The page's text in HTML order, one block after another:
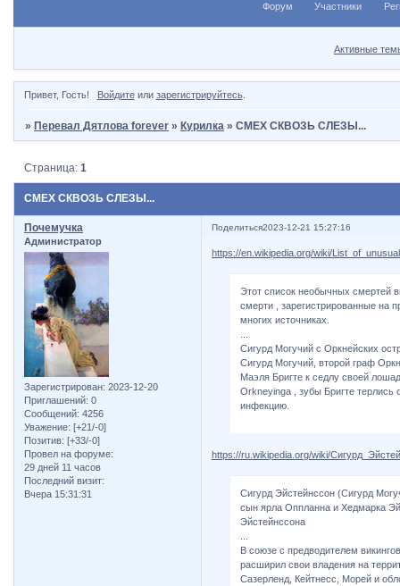
Форум Участники
Активные
Привет, Гость! Войдитеили зарегистрируйтесь.
»Перевал Дятлова forever »Курилка »СМЕХ СКВОЗЬ СЛЕЗЫ...
СМЕХ СКВОЗЬ СЛЕЗЫ...
Страница:1
Поделиться2023-12-21 15:27:16
Почемучка
Администратор
Зарегистрирован: 2023-12-20
Приглашений: 0
Сообщений: 4256
Уважение: [+21/-0]
Позитив: [+33/-0]
Провел на форуме:
29 дней 11 часов
Последний визит:
Вчера 15:31:31
https://en.wikipedia.org/wiki/
Этот список необычных смертей
смерти , зарегистрированные на
многих источниках.
...
Сигурд Могучий с Оркнейских
Сигурд Могучий, второй граф
Маэля Бригте к седлу своей
Orkneyinga , зубы Бригте терлись
инфекцию.
https://ru.wikipedia.org/wiki/
Сигурд Эйстейнссон (Сигурд
сын ярла Оппланна и Хедмарка
Эйстейнссона
В союзе с предводителем
расширил свои владения на
Сазерленд, Кейтнесс, Морей и